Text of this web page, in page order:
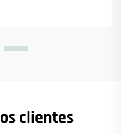
clientes